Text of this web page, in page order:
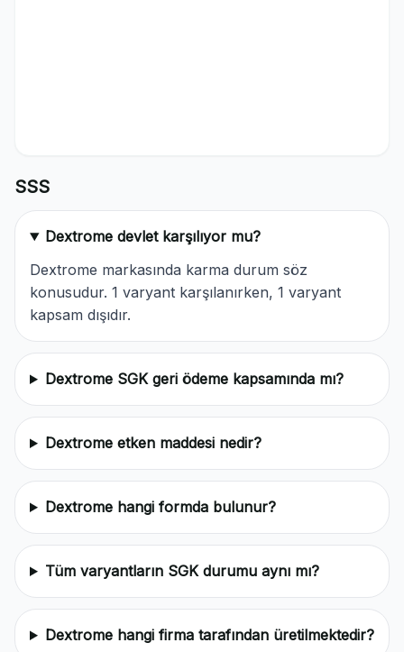
SSS
Dextrome devlet karşılıyor mu?
Dextrome markasında karma durum söz
konusudur. 1 varyant karşılanırken, 1 varyant
kapsam dışıdır.
Dextrome SGK geri ödeme kapsamında mı?
Dextrome etken maddesi nedir?
Dextrome hangi formda bulunur?
Tüm varyantların SGK durumu aynı mı?
Dextrome hangi firma tarafından üretilmektedir?